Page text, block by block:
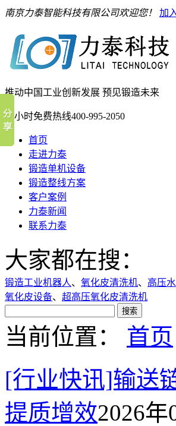
南京力泰智能科技有限公司欢迎您！ 加
推动中国工业创新发展 预见锻造未来
24小时免费热线400-995-2050
首页
走进力泰
锻造单机设备
锻造整线方案
客户案例
力泰新闻
联系力泰
大家都在搜：
锻造工业机器人、 氧化皮清洗机、 高压
氧化皮设备、 超高压氧化皮清洗机
当前位置： 首页
[行业快讯]输送
提质增效2026年